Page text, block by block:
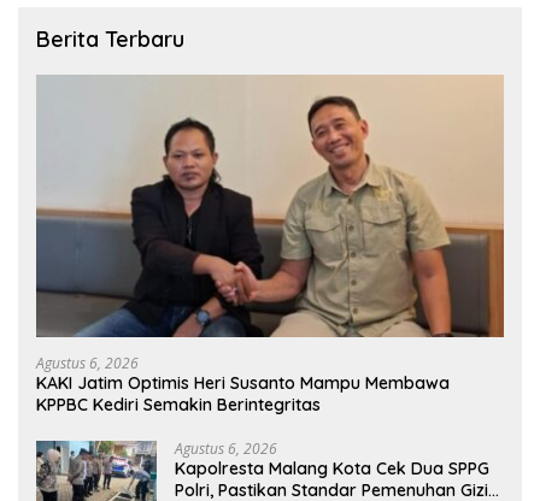
Berita Terbaru
Agustus 6, 2026
KAKI Jatim Optimis Heri Susanto Mampu Membawa
KPPBC Kediri Semakin Berintegritas
Agustus 6, 2026
Kapolresta Malang Kota Cek Dua SPPG
Polri, Pastikan Standar Pemenuhan Gizi